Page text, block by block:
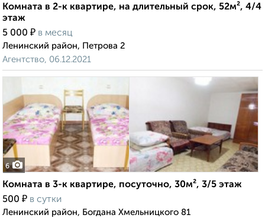
Комната в 2-к квартире, на длительный срок, 52м², 4/4
этаж
5 000 ₽ в месяц
Ленинский район, Петрова 2
Агентство, 06.12.2021
6
Комната в 3-к квартире, посуточно, 30м², 3/5 этаж
500 ₽ в сутки
Ленинский район, Богдана Хмельницкого 81